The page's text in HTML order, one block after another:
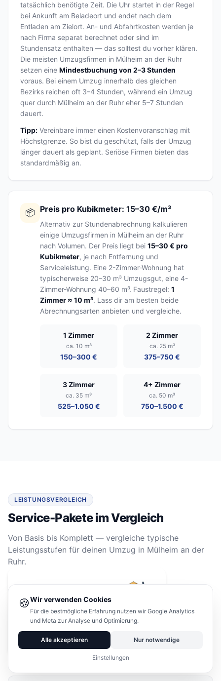
tatsächlich benötigte Zeit. Die Uhr startet in der Regel
bei Ankunft am Beladeort und endet nach dem
Entladen am Zielort. An- und Abfahrtkosten werden je
nach Firma separat berechnet oder sind im
Stundensatz enthalten — das solltest du vorher klären.
Die meisten Umzugsfirmen in Mülheim an der Ruhr
setzen eine Mindestbuchung von 2–3 Stunden
voraus. Bei einem Umzug innerhalb des gleichen
Bezirks reichen oft 3–4 Stunden, während ein Umzug
quer durch Mülheim an der Ruhr eher 5–7 Stunden
dauert.
Tipp: Vereinbare immer einen Kostenvoranschlag mit
Höchstgrenze. So bist du geschützt, falls der Umzug
länger dauert als geplant. Seriöse Firmen bieten das
standardmäßig an.
📦 Preis pro Kubikmeter: 15–30 €/m³
Alternativ zur Stundenabrechnung kalkulieren
einige Umzugsfirmen in Mülheim an der Ruhr
nach Volumen. Der Preis liegt bei 15–30 € pro
Kubikmeter, je nach Entfernung und
Serviceleistung. Eine 2-Zimmer-Wohnung hat
typischerweise 20–30 m³ Umzugsgut, eine 4-
Zimmer-Wohnung 40–60 m³. Faustregel: 1
Zimmer ≈ 10 m³. Lass dir am besten beide
Abrechnungsarten anbieten und vergleiche.
1 Zimmer
ca. 10 m³
150–300 €
2 Zimmer
ca. 25 m³
375–750 €
3 Zimmer
ca. 35 m³
525–1.050 €
4+ Zimmer
ca. 50 m³
750–1.500 €
LEISTUNGSVERGLEICH
Service-Pakete im Vergleich
Von Basis bis Komplett — vergleiche typische
Leistungsstufen für deinen Umzug in Mülheim an der
Ruhr.
🍪Wir verwenden Cookies
Für die bestmögliche Erfahrung nutzen wir Google Analytics
und Meta zur Analyse und Optimierung.
Alle akzeptieren Nur notwendige
Einstellungen